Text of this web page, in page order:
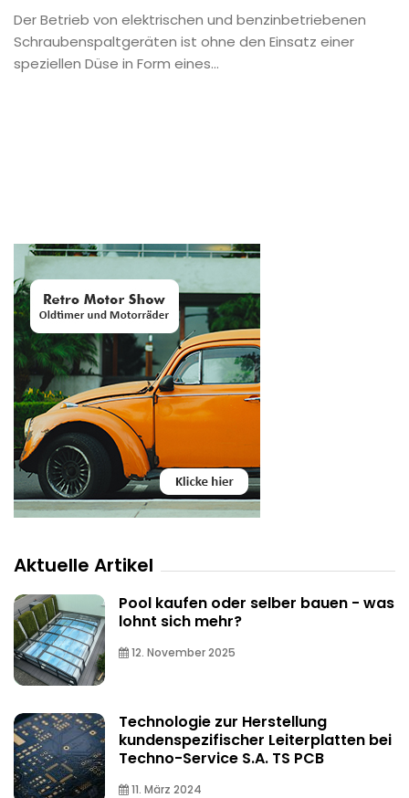
Der Betrieb von elektrischen und benzinbetriebenen
Schraubenspaltgeräten ist ohne den Einsatz einer
speziellen Düse in Form eines...
Aktuelle Artikel
Pool kaufen oder selber bauen - was
lohnt sich mehr?
12. November 2025
Technologie zur Herstellung
kundenspezifischer Leiterplatten bei
Techno-Service S.A. TS PCB
11. März 2024